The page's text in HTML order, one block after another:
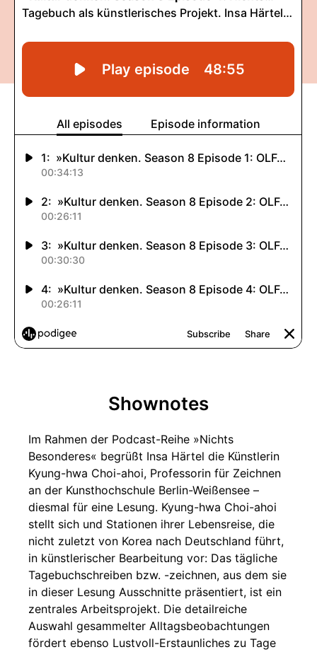
Shownotes
Im Rahmen der Podcast-Reihe »Nichts
Besonderes« begrüßt Insa Härtel die Künstlerin
Kyung-hwa Choi-ahoi, Professorin für Zeichnen
an der Kunsthochschule Berlin-Weißensee –
diesmal für eine Lesung. Kyung-hwa Choi-ahoi
stellt sich und Stationen ihrer Lebensreise, die
nicht zuletzt von Korea nach Deutschland führt,
in künstlerischer Bearbeitung vor: Das tägliche
Tagebuchschreiben bzw. -zeichnen, aus dem sie
in dieser Lesung Ausschnitte präsentiert, ist ein
zentrales Arbeitsprojekt. Die detailreiche
Auswahl gesammelter Alltagsbeobachtungen
fördert ebenso Lustvoll-Erstaunliches zu Tage